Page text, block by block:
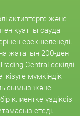
активтерге және
қуатты сауда
ерекшеленеді.
жататын 200-ден
Central секілді
мүмкіндік
және
клиентке үздіксіз
етеді.